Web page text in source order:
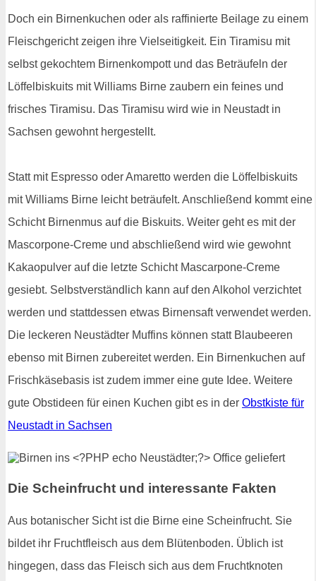
Doch ein Birnenkuchen oder als raffinierte Beilage zu einem
Fleischgericht zeigen ihre Vielseitigkeit. Ein Tiramisu mit
selbst gekochtem Birnenkompott und das Beträufeln der
Löffelbiskuits mit Williams Birne zaubern ein feines und
frisches Tiramisu. Das Tiramisu wird wie in Neustadt in
Sachsen gewohnt hergestellt.
Statt mit Espresso oder Amaretto werden die Löffelbiskuits
mit Williams Birne leicht beträufelt. Anschließend kommt eine
Schicht Birnenmus auf die Biskuits. Weiter geht es mit der
Mascorpone-Creme und abschließend wird wie gewohnt
Kakaopulver auf die letzte Schicht Mascarpone-Creme
gesiebt. Selbstverständlich kann auf den Alkohol verzichtet
werden und stattdessen etwas Birnensaft verwendet werden.
Die leckeren Neustädter Muffins können statt Blaubeeren
ebenso mit Birnen zubereitet werden. Ein Birnenkuchen auf
Frischkäsebasis ist zudem immer eine gute Idee. Weitere
gute Obstideen für einen Kuchen gibt es in der Obstkiste für
Neustadt in Sachsen
Die Scheinfrucht und interessante Fakten
Aus botanischer Sicht ist die Birne eine Scheinfrucht. Sie
bildet ihr Fruchtfleisch aus dem Blütenboden. Üblich ist
hingegen, dass das Fleisch sich aus dem Fruchtknoten